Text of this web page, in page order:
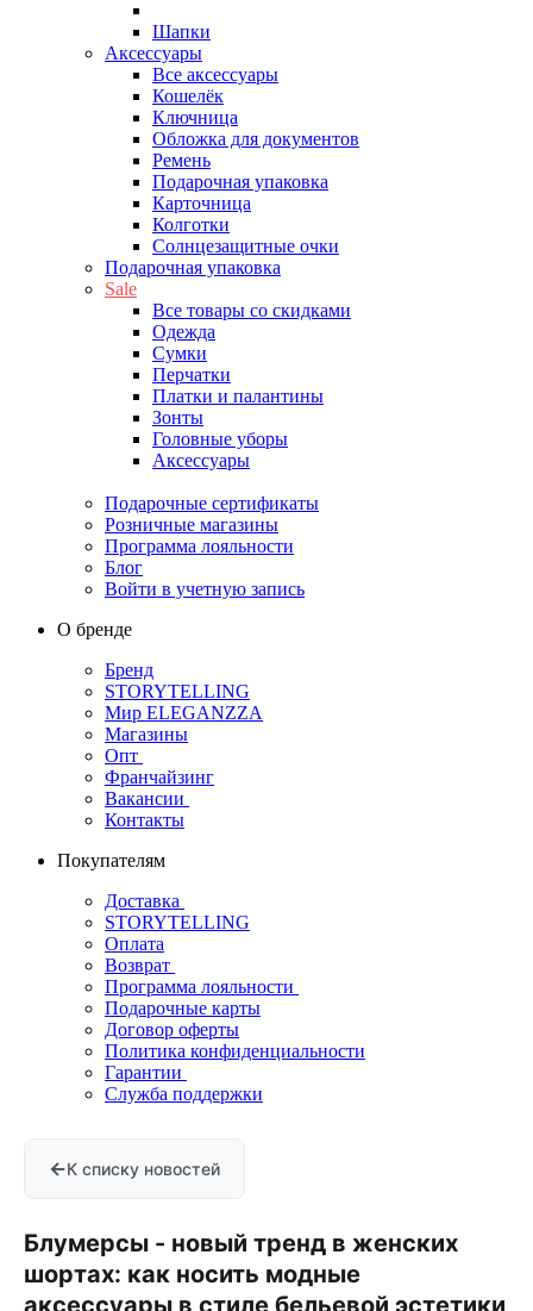
Шапки
Аксессуары
Все aксессуары
Кошелёк
Ключница
Обложка для документов
Ремень
Подарочная упаковка
Карточница
Колготки
Солнцезащитные очки
Подарочная упаковка
Sale
Все товары со скидками
Одежда
Сумки
Перчатки
Платки и палантины
Зонты
Головные уборы
Аксессуары
Подарочные сертификаты
Розничные магазины
Программа лояльности
Блог
Войти в учетную запись
О бренде
Бренд
STORYTELLING
Мир ELEGANZZA
Магазины
Опт
Франчайзинг
Вакансии
Контакты
Покупателям
Доставка
STORYTELLING
Оплата
Возврат
Программа лояльности
Подарочные карты
Договор оферты
Политика конфиденциальности
Гарантии
Служба поддержки
←К списку новостей
Блумерсы - новый тренд в женских
шортах: как носить модные
аксессуары в стиле бельевой эстетики